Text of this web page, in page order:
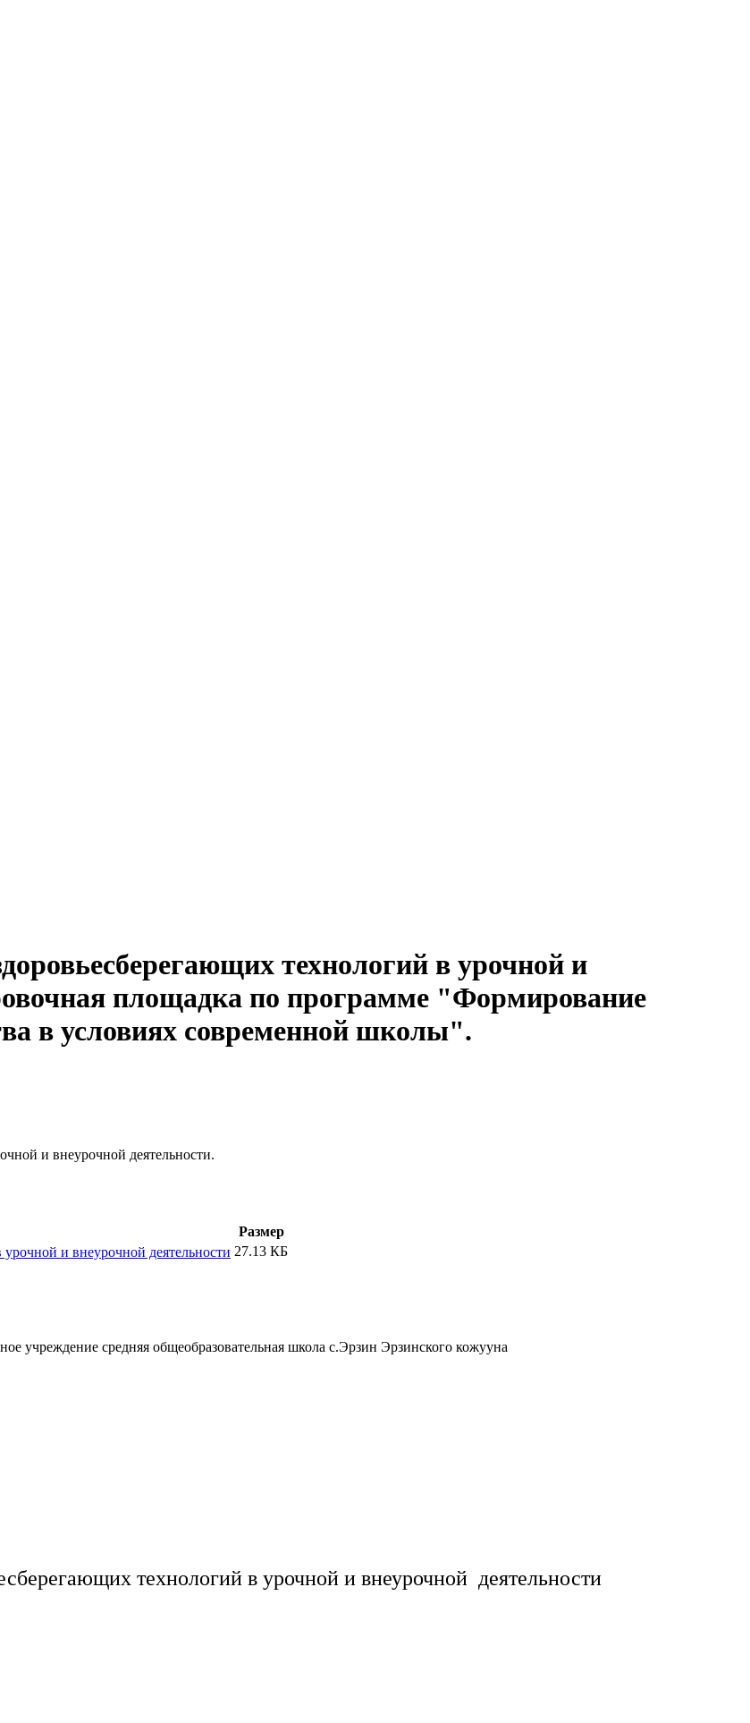
технологий в урочной и
площадка по программе "Формирование
в условиях современной школы".
и внеурочной деятельности.
Размер
и внеурочной деятельности 27.13 КБ
учреждение средняя общеобразовательная школа с.Эрзин Эрзинского кожууна
технологий в урочной и внеурочной деятельности